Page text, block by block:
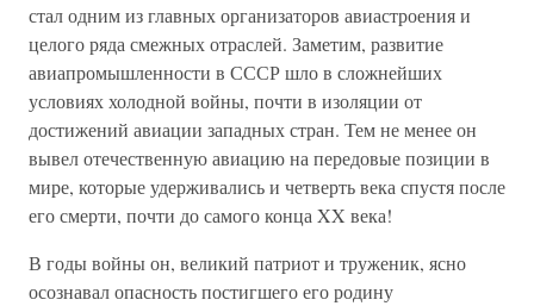
стал одним из главных организаторов авиастроения и
целого ряда смежных отраслей. Заметим, развитие
авиапромышленности в СССР шло в сложнейших
условиях холодной войны, почти в изоляции от
достижений авиации западных стран. Тем не менее он
вывел отечественную авиацию на передовые позиции в
мире, которые удерживались и четверть века спустя после
его смерти, почти до самого конца XX века!
В годы войны он, великий патриот и труженик, ясно
осознавал опасность постигшего его родину